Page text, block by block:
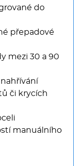
do
přepadové
mezi 30 a 90
nahřívání
či krycích
manuálního